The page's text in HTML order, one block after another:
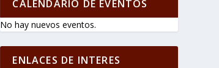
CALENDARIO DE EVENTOS
No hay nuevos eventos.
ENLACES DE INTERES